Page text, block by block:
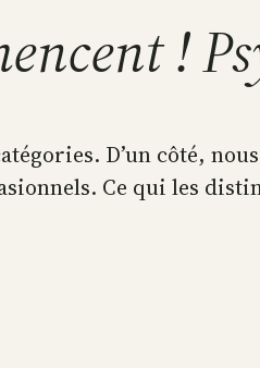
!
D’un côté,
Ce qui les